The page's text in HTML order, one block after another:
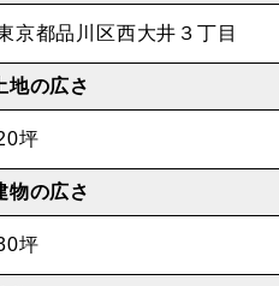
京都品川区西大井３丁目
地の広さ
坪
物の広さ
坪